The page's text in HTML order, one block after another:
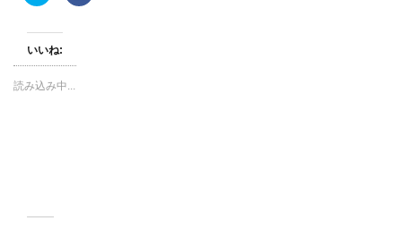
し
て
T
w
t
ィ
いいね:
読み込み中...